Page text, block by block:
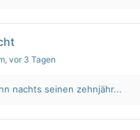
, vor 3 Tagen
nachts seinen zehnjähr...